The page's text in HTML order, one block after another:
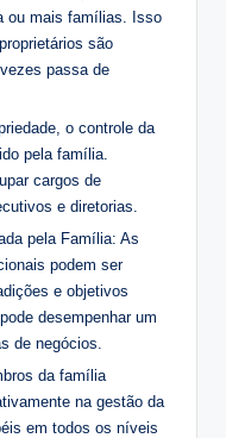
ou mais famílias. Isso
são
passa de
o controle da
pela família.
cargos de
e diretorias.
pela Família: As
podem ser
e objetivos
desempenhar um
de negócios.
da família
na gestão da
em todos os níveis